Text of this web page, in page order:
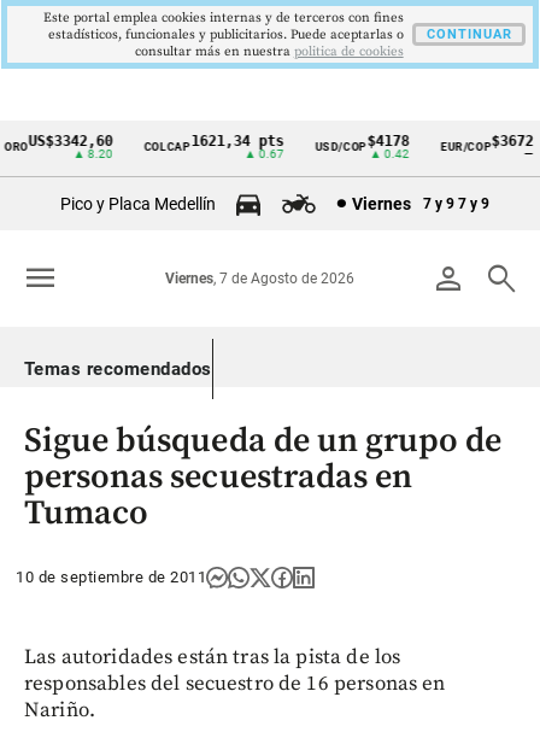
Cintillo
Colombia
US$3342,60
▲ 8.20
COLCAP1621,34 pts
▲ 0.67
USD/COP$4178
▲ 0.42
EUR/COP$3672
Pico y Placa Medellín Viernes 7 y 9 7 y 9
person search
Viernes, 7 de Agosto de 2026
menu
Temas recomendados
Sigue búsqueda de un grupo de
personas secuestradas en
Tumaco
10 de septiembre de 2011
Las autoridades están tras la pista de los
responsables del secuestro de 16 personas en
Nariño.
Este portal emplea cookies internas y de terceros con fines
estadísticos, funcionales y publicitarios. Puede aceptarlas o
consultar más en nuestra politica de cookies
CONTINUAR